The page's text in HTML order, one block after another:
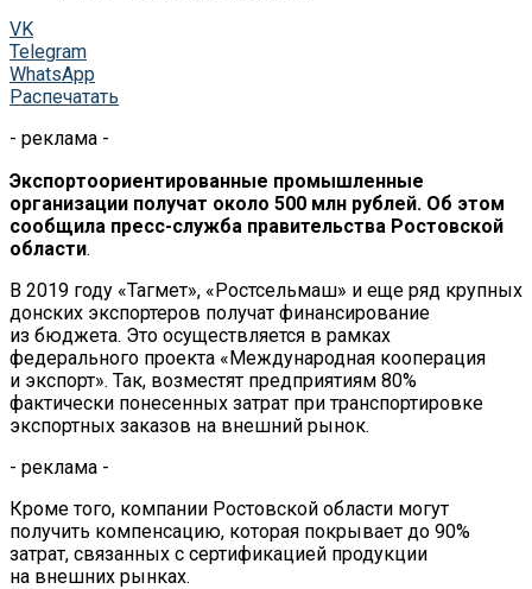
VK
Telegram
WhatsApp
Распечатать
- реклама -
Экспортоориентированные промышленные
организации получат около 500 млн рублей. Об этом
сообщила пресс-служба правительства Ростовской
области.
В 2019 году «Тагмет», «Ростсельмаш» и еще ряд крупных
донских экспортеров получат финансирование
из бюджета. Это осуществляется в рамках
федерального проекта «Международная кооперация
и экспорт». Так, возместят предприятиям 80%
фактически понесенных затрат при транспортировке
экспортных заказов на внешний рынок.
- реклама -
Кроме того, компании Ростовской области могут
получить компенсацию, которая покрывает до 90%
затрат, связанных с сертификацией продукции
на внешних рынках.